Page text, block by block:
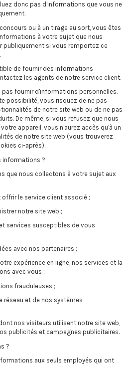
donc pas d'informations que vous ne
ou à un tirage au sort, vous êtes
à votre sujet que nous
publiquement si vous remportez ce
de fournir des informations
les agents de notre service client.
fournir d'informations personnelles.
possibilité, vous risquez de ne pas
de notre site web ou de ne pas
De même, si vous refusez que nous
appareil, vous n'aurez accès qu'à un
de notre site web (vous trouverez
ci-après).
informations ?
que nous collectons à votre sujet aux
le service client associé ;
notre site web ;
services susceptibles de vous
avec nos partenaires ;
expérience en ligne, nos services et la
avec vous ;
frauduleuses ;
réseau et de nos systèmes
nos visiteurs utilisent notre site web,
publicités et campagnes publicitaires.
?
aux seuls employés qui ont